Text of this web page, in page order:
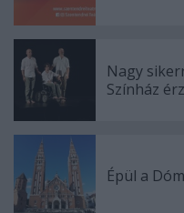
Nagy
Színház
Épül a